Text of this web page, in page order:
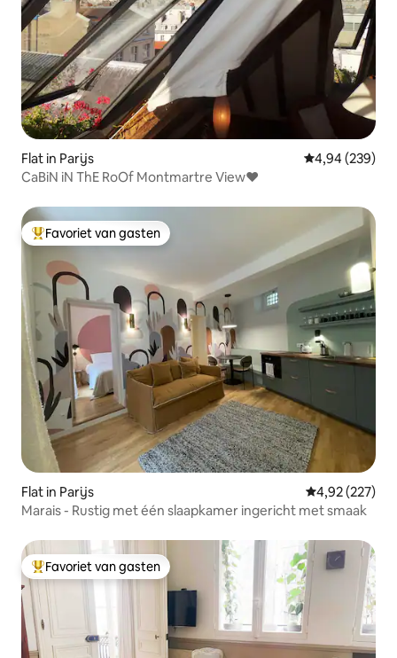
Flat in Parijs Gemiddelde
4,94 (239)
CaBiN iN ThE RoOf Montmartre View♥
Topfavoriet van gasten
Favoriet van gasten
Flat in Parijs Gemiddelde
4,92 (227)
Marais - Rustig met één slaapkamer ingericht met smaak
Topfavoriet van gasten
Favoriet van gasten